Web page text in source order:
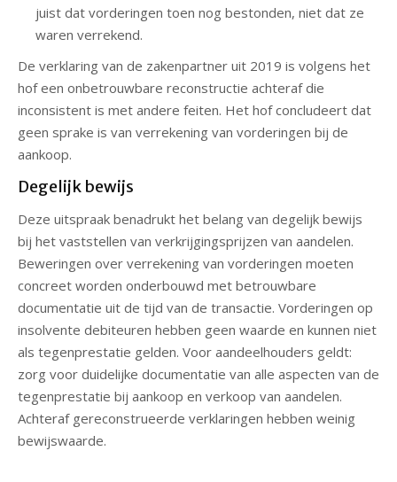
juist dat vorderingen toen nog bestonden, niet dat ze
waren verrekend.
De verklaring van de zakenpartner uit 2019 is volgens het
hof een onbetrouwbare reconstructie achteraf die
inconsistent is met andere feiten. Het hof concludeert dat
geen sprake is van verrekening van vorderingen bij de
aankoop.
Degelijk bewijs
Deze uitspraak benadrukt het belang van degelijk bewijs
bij het vaststellen van verkrijgingsprijzen van aandelen.
Beweringen over verrekening van vorderingen moeten
concreet worden onderbouwd met betrouwbare
documentatie uit de tijd van de transactie. Vorderingen op
insolvente debiteuren hebben geen waarde en kunnen niet
als tegenprestatie gelden. Voor aandeelhouders geldt:
zorg voor duidelijke documentatie van alle aspecten van de
tegenprestatie bij aankoop en verkoop van aandelen.
Achteraf gereconstrueerde verklaringen hebben weinig
bewijswaarde.